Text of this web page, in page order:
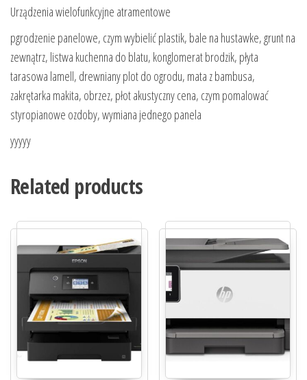
Urządzenia wielofunkcyjne atramentowe
pgrodzenie panelowe, czym wybielić plastik, bale na hustawke, grunt na
zewnątrz, listwa kuchenna do blatu, konglomerat brodzik, płyta
tarasowa lamell, drewniany plot do ogrodu, mata z bambusa,
zakrętarka makita, obrzez, płot akustyczny cena, czym pomalować
styropianowe ozdoby, wymiana jednego panela
yyyyy
Related products